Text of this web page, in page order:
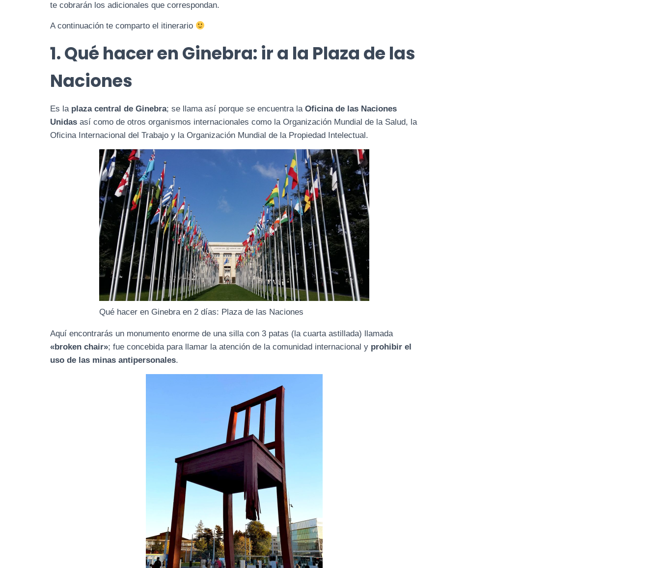
te cobrarán los adicionales que correspondan.
A continuación te comparto el itinerario
1. Qué hacer en Ginebra: ir a la Plaza de las
Naciones
Es la plaza central de Ginebra; se llama así porque se encuentra la Oficina de las Naciones
Unidas así como de otros organismos internacionales como la Organización Mundial de la Salud, la
Oficina Internacional del Trabajo y la Organización Mundial de la Propiedad Intelectual.
Qué hacer en Ginebra en 2 días: Plaza de las Naciones
Aquí encontrarás un monumento enorme de una silla con 3 patas (la cuarta astillada) llamada
«broken chair»; fue concebida para llamar la atención de la comunidad internacional y prohibir el
uso de las minas antipersonales.